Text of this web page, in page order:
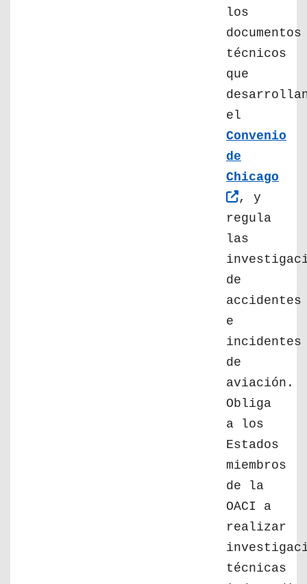
los
documentos
técnicos
que
el
Convenio
de
Chicago
, y
regula
las
de
accidentes
e
incidentes
de
aviación.
Obliga
a los
Estados
miembros
de la
OACI a
realizar
técnicas